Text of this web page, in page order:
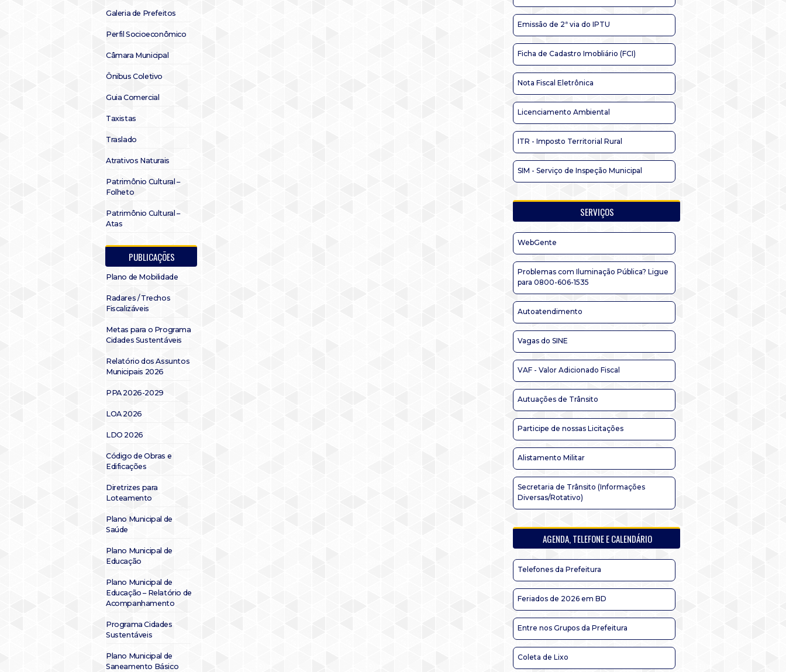
Galeria de Prefeitos
Perfil Socioeconômico
Câmara Municipal
Ônibus Coletivo
Guia Comercial
Taxistas
Traslado
Atrativos Naturais
Patrimônio Cultural –
Folheto
Patrimônio Cultural –
Atas
PUBLICAÇÕES
Plano de Mobilidade
Radares / Trechos
Fiscalizáveis
Metas para o Programa
Cidades Sustentáveis
Relatório dos Assuntos
Municipais 2026
PPA 2026-2029
LOA 2026
LDO 2026
Código de Obras e
Edificações
Diretrizes para
Loteamento
Plano Municipal de
Saúde
Plano Municipal de
Educação
Plano Municipal de
Educação – Relatório de
Acompanhamento
Programa Cidades
Sustentáveis
Plano Municipal de
Saneamento Básico
Emissão de 2ª via do IPTU
Ficha de Cadastro Imobliário (FCI)
Nota Fiscal Eletrônica
Licenciamento Ambiental
ITR - Imposto Territorial Rural
SIM - Serviço de Inspeção Municipal
SERVIÇOS
WebGente
Problemas com Iluminação Pública? Ligue
para 0800-606-1535
Autoatendimento
Vagas do SINE
VAF - Valor Adicionado Fiscal
Autuações de Trânsito
Participe de nossas Licitações
Alistamento Militar
Secretaria de Trânsito (Informações
Diversas/Rotativo)
AGENDA, TELEFONE E CALENDÁRIO
Telefones da Prefeitura
Feriados de 2026 em BD
Entre nos Grupos da Prefeitura
Coleta de Lixo